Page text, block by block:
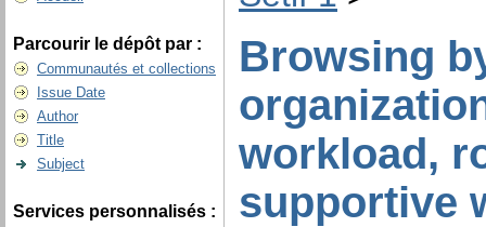
Parcourir le dépôt par :
Communautés et collections
Issue Date
Author
Title
Subject
Services personnalisés :
Browsing
workload,
supportive